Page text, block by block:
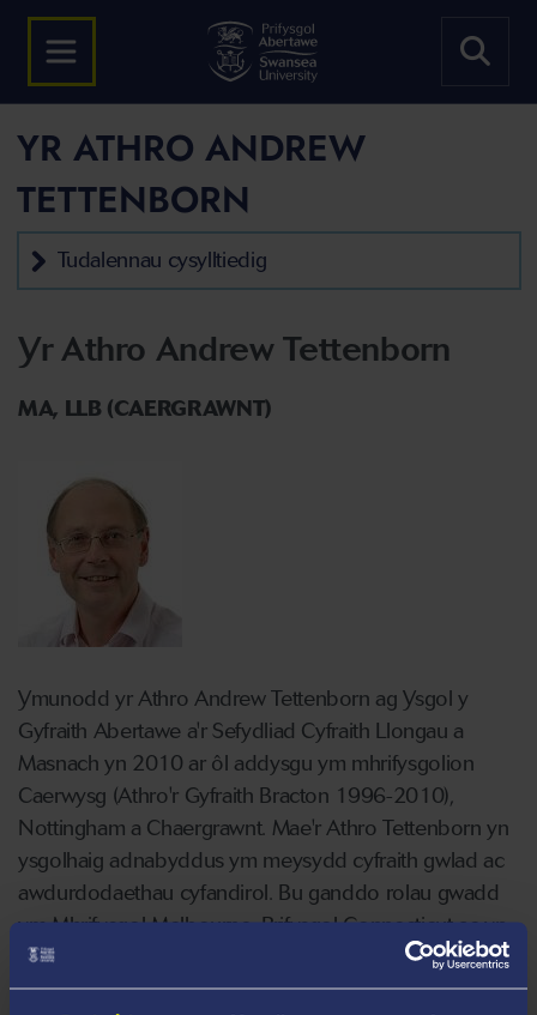
YR ATHRO ANDREW
TETTENBORN
Tudalennau cysylltiedig
Yr Athro Andrew Tettenborn
MA, LLB (CAERGRAWNT)
Ymunodd yr Athro Andrew Tettenborn ag Ysgol y
Gyfraith Abertawe a'r Sefydliad Cyfraith Llongau a
Masnach yn 2010 ar ôl addysgu ym mhrifysgolion
Caerwysg (Athro'r Gyfraith Bracton 1996-2010),
Nottingham a Chaergrawnt. Mae'r Athro Tettenborn yn
ysgolhaig adnabyddus ym meysydd cyfraith gwlad ac
awdurdodaethau cyfandirol. Bu ganddo rolau gwadd
ym Mhrifysgol Melbourne, Prifysgol Connecticut ac yn
Case Law School, Cleveland, Ohio. Mae'n awdur ac yn
gyd-awdur llyfrau ar gamwedd, digollediad a chyfraith